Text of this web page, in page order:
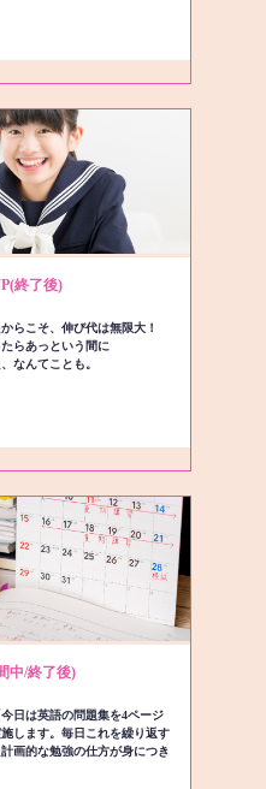
終了後)
らこそ、伸び代は無限大！
らあっという間に
なんてことも。
中/終了後)
日は英語の問題集を4ページ
します。毎日これを繰り返す
画的な勉強の仕方が身につき